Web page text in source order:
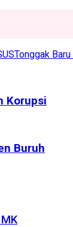
Tonggak
Korupsi
Buruh